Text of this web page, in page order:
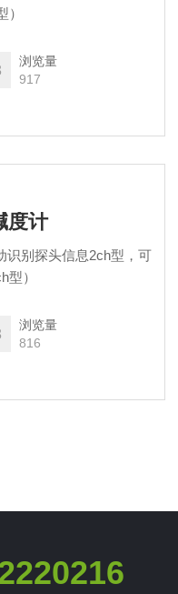
浏览量
917
度计
识别探头信息2ch型，可
）
浏览量
816